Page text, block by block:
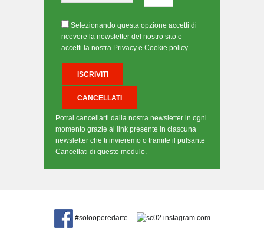
Selezionando questa opzione accetti di
ricevere la newsletter del nostro sito e
accetti la nostra Privacy e Cookie policy
Potrai cancellarti dalla nostra newsletter in ogni
momento grazie al link presente in ciascuna
newsletter che ti invieremo o tramite il pulsante
Cancellati di questo modulo.
#solooperedarte instagram.com